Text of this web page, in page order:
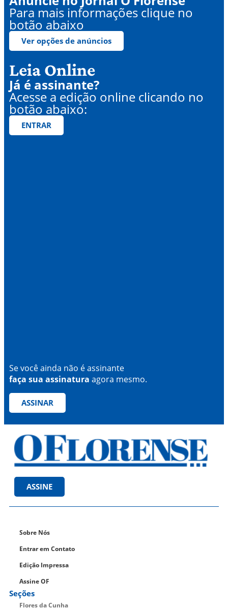
Para mais informações clique no
botão abaixo
Ver opções de anúncios
Leia Online
Já é assinante?
Acesse a edição online clicando no
botão abaixo:
ENTRAR
Se você ainda não é assinante
faça sua assinatura agora mesmo.
ASSINAR
ASSINE
Sobre Nós
Entrar em Contato
Edição Impressa
Assine OF
Seções
Flores da Cunha